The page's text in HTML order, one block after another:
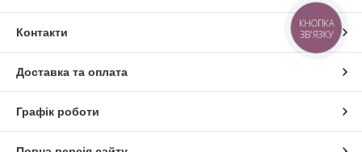
Контакти
Доставка та оплата
Графік роботи
КНОПКА
ЗВ'ЯЗКУ